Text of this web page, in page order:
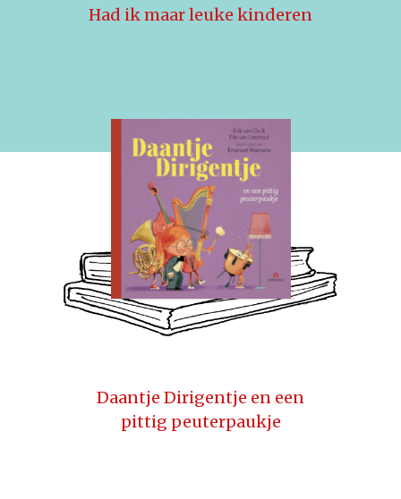
Had ik maar leuke kinderen
Daantje Dirigentje en een
pittig peuterpaukje